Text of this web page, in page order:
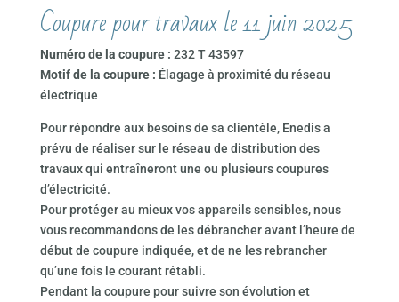
Coupure pour travaux le 11 juin 2025
Numéro de la coupure : 232 T 43597
Motif de la coupure : Élagage à proximité du réseau
électrique
Pour répondre aux besoins de sa clientèle, Enedis a
prévu de réaliser sur le réseau de distribution des
travaux qui entraîneront une ou plusieurs coupures
d’électricité.
Pour protéger au mieux vos appareils sensibles, nous
vous recommandons de les débrancher avant l’heure de
début de coupure indiquée, et de ne les rebrancher
qu’une fois le courant rétabli.
Pendant la coupure pour suivre son évolution et